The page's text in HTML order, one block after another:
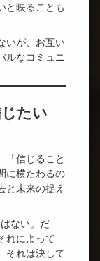
と映ることも
いが、お互い
ルなコミュニ
たい
「信じること
に横たわるの
と未来の捉え
ない。だ
れによって
それは決して